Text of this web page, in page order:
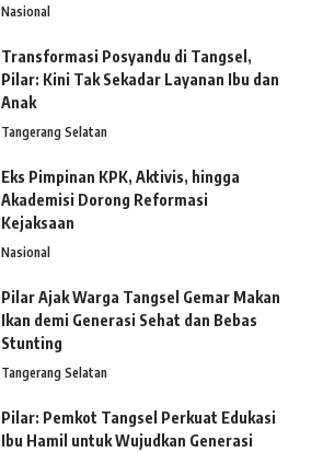
Nasional
Transformasi Posyandu di Tangsel,
Pilar: Kini Tak Sekadar Layanan Ibu dan
Anak
Tangerang Selatan
Eks Pimpinan KPK, Aktivis, hingga
Akademisi Dorong Reformasi
Kejaksaan
Nasional
Pilar Ajak Warga Tangsel Gemar Makan
Ikan demi Generasi Sehat dan Bebas
Stunting
Tangerang Selatan
Pilar: Pemkot Tangsel Perkuat Edukasi
Ibu Hamil untuk Wujudkan Generasi